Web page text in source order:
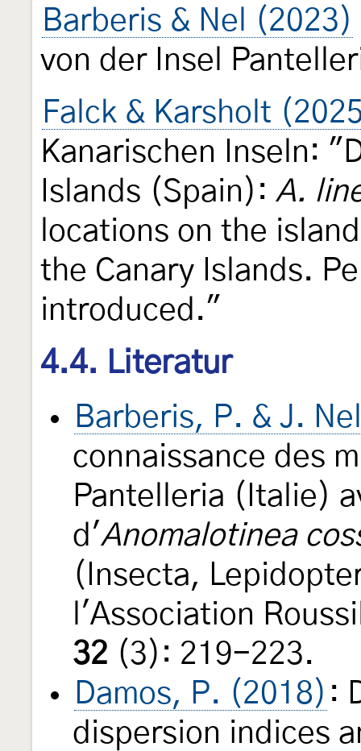
Barberis & Nel (2023)
von der Insel
Falck & Karsholt
Kanarischen Inseln:
Islands (Spain): A.
locations on the
the Canary Islands.
introduced."
4.4. Literatur
Barberis, P. & J.
connaissance des
Pantelleria (Italie)
d'Anomalotinea
(Insecta,
l'Association
32 (3): 219-223.
Damos, P. (2018) :
dispersion indices